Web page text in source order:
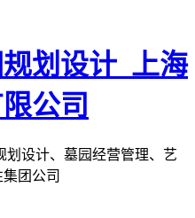
划设计、墓园经营管理、艺
团公司